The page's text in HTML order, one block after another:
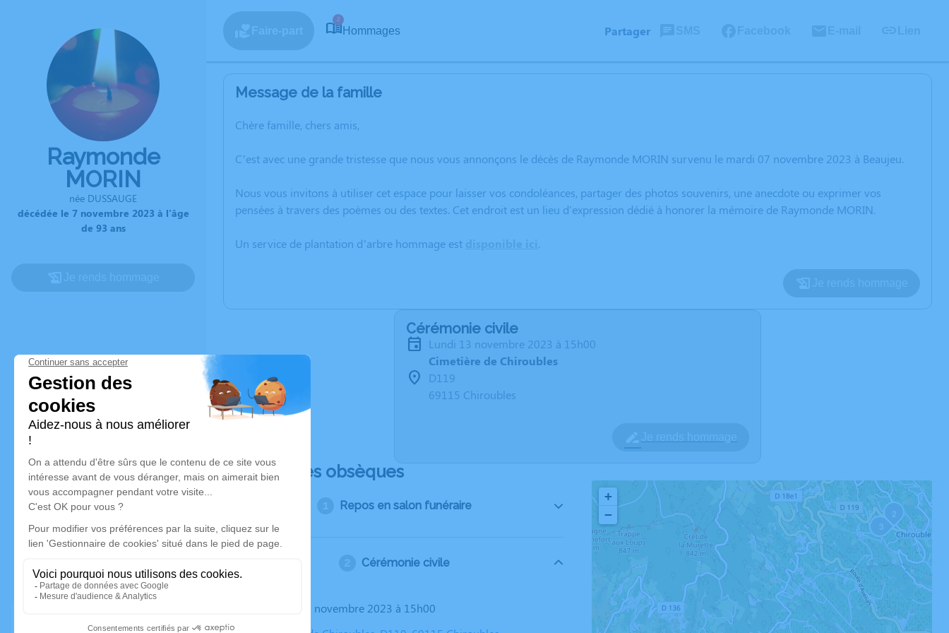
Raymonde
MORIN
née DUSSAUGE
décédée le 7 novembre 2023 à l'âge
de 93 ans
2
Hommages Partager
Message de la famille
Chère famille, chers amis,
C’est avec une grande tristesse que nous vous annonçons le décès de Raymonde MORIN survenu le mardi 07 novembre 2023 à Beaujeu.
Nous vous invitons à utiliser cet espace pour laisser vos condoléances, partager des photos souvenirs, une anecdote ou exprimer vos
pensées à travers des poèmes ou des textes. Cet endroit est un lieu d'expression dédié à honorer la mémoire de Raymonde MORIN.
Un service de plantation d’arbre hommage est .
Cérémonie civile
lundi 13 novembre 2023 à 15h00
Cimetière de Chiroubles
D119
69115 Chiroubles
Déroulé des obsèques
Repos en salon funéraire
Cérémonie civile
Le lundi 13 novembre 2023 à 15h00
+
−